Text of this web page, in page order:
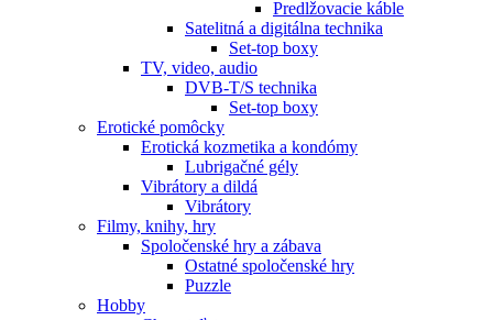
Predlžovacie káble
Satelitná a digitálna technika
Set-top boxy
TV, video, audio
DVB-T/S technika
Set-top boxy
Erotické pomôcky
Erotická kozmetika a kondómy
Lubrigačné gély
Vibrátory a dildá
Vibrátory
Filmy, knihy, hry
Spoločenské hry a zábava
Ostatné spoločenské hry
Puzzle
Hobby